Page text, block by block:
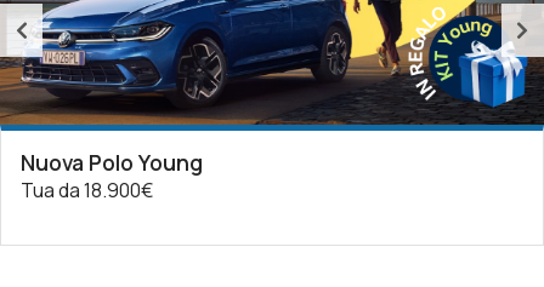
Nuova Polo Young
Tua da 18.900€